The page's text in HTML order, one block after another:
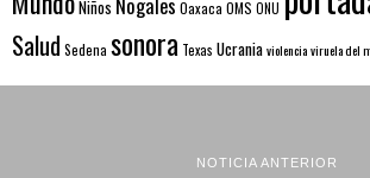
Niños Oaxaca OMS ONU
Salud Sedena sonora Texas Ucraniaviolenciaviruela del
NOTICIA ANTERIOR